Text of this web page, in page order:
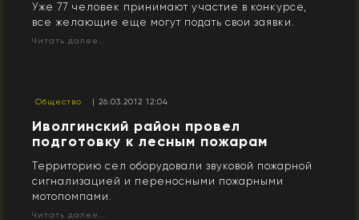
Уже 77 человек принимают участие в конкурсе,
все желающие еще могут подать свои заявки.
Читать далее...
Общество | 26.03.2012 12:04
Иволгинский район провел
подготовку к лесным пожарам
Территорию сел оборудовали звуковой пожарной
сигнализацией и переносными пожарными
мотопомпами.
Читать далее...